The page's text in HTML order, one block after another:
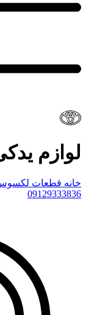
لوازم
خانه قطعات
09129333836